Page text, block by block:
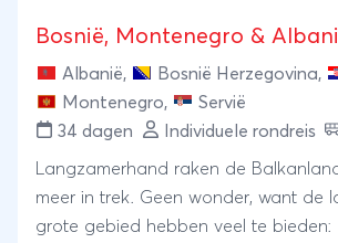
Bosnië, Montenegro &
Albanië, Bosnië Herzegovina,
Montenegro,
Servië
34 dagen
Individuele rondreis
Langzamerhand raken de
meer in trek. Geen wonder, want de
grote gebied hebben veel te bieden: